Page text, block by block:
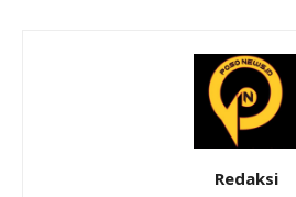
Redaksi